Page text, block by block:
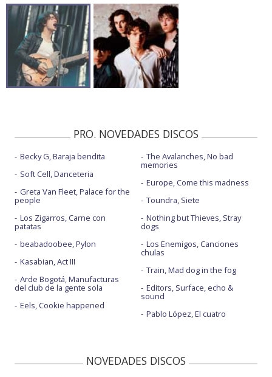
PRO. NOVEDADES DISCOS
Becky G, Baraja bendita
Soft Cell, Danceteria
Greta Van Fleet, Palace for the
people
Los Zigarros, Carne con
patatas
beabadoobee, Pylon
Kasabian, Act III
Arde Bogotá, Manufacturas
del club de la gente sola
Eels, Cookie happened
The Avalanches, No bad
memories
Europe, Come this madness
Toundra, Siete
Nothing but Thieves, Stray
dogs
Los Enemigos, Canciones
chulas
Train, Mad dog in the fog
Editors, Surface, echo &
sound
Pablo López, El cuatro
NOVEDADES DISCOS